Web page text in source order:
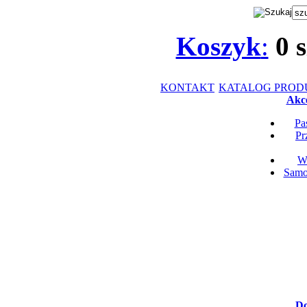
Koszyk: 0
KONTAKT KATALOG